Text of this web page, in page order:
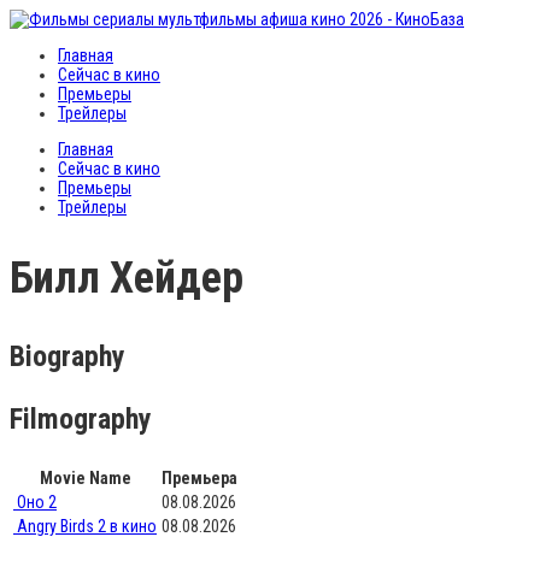
Главная
Сейчас в кино
Премьеры
Трейлеры
Главная
Сейчас в кино
Премьеры
Трейлеры
Билл Хейдер
Biography
Filmography
Movie Name
Премьера
Оно 2
08.08.2026
Angry Birds 2 в кино 08.08.2026